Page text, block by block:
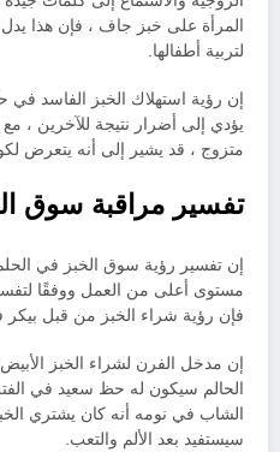
المرأة على خبز جاف ، فإن هذا يدل
لتربية أطفالها.
إن رؤية استهلاك الخبز الفاسد
يؤدي إلى أضرار نتيجة للآخرين ،
متزوج ، قد يشير إلى أنه يتعرض
تفسير مراقبة سوق
إن تفسير رؤية سوق الخبز في
مستوى أعلى من العمل ووفقًا
فإن رؤية شراء الخبز من قبل
إن مدخل الفرن لشراء الخبز
الحالم سيكون له حظ سعيد في
الشاب في نومه أنه كان يشتري
سيستفيد بعد الألم والتعب.